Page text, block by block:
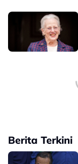
Berita Terkini